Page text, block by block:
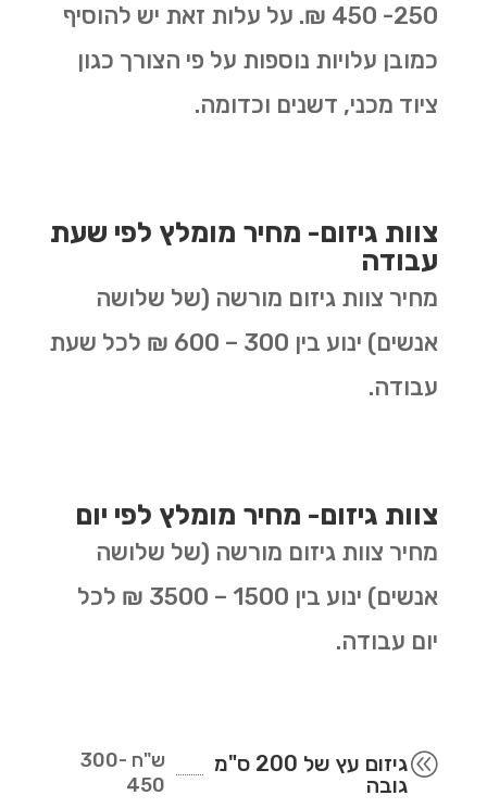
250- 450 ₪. על עלות זאת יש להוסיף
כמובן עלויות נוספות על פי הצורך כגון
ציוד מכני, דשנים וכדומה.
צוות גיזום- מחיר מומלץ לפי שעת
עבודה
מחיר צוות גיזום מורשה (של שלושה
אנשים) ינוע בין 300 – 600 ₪ לכל שעת
עבודה.
צוות גיזום- מחיר מומלץ לפי יום
מחיר צוות גיזום מורשה (של שלושה
אנשים) ינוע בין 1500 – 3500 ₪ לכל
יום עבודה.
@
גיזום עץ של 200 ס"מ
גובה
ש"ח 300-
450